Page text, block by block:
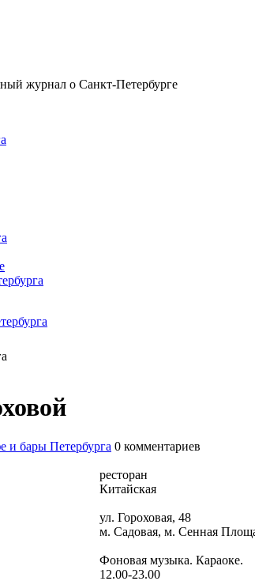
журнал о Санкт-Петербурге
и бары Петербурга 0 комментариев
ресторан
Китайская
ул. Гороховая, 48
м. Садовая, м. Сенная
Фоновая музыка. Караоке.
12.00-23.00